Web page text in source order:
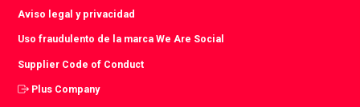
Aviso legal y privacidad
Uso fraudulento de la marca We Are Social
Supplier Code of Conduct
Plus Company